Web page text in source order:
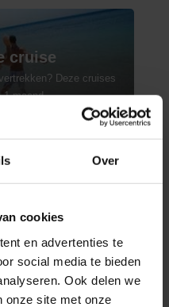
Over
cookies
en advertenties te
social media te bieden
Ook delen we
onze site met onze
cruise
Deze cruises
1 maand.
schepen
van de meest moderne en